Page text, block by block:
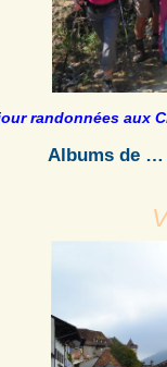
randonnées aux
Albums de